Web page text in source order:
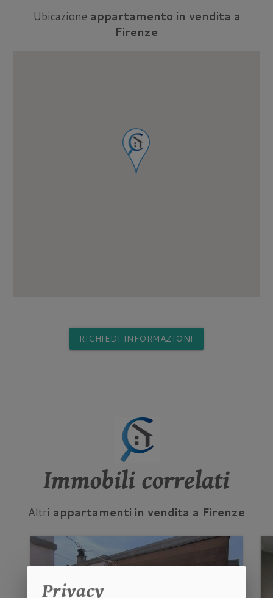
Ubicazione appartamento in vendita a
Firenze
RICHIEDI INFORMAZIONI
Immobili correlati
Altri appartamenti in vendita a Firenze
Privacy